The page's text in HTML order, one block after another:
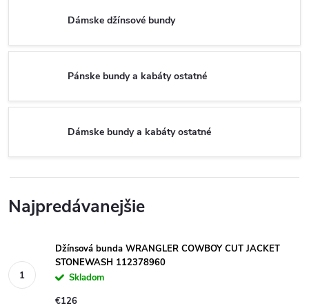
Dámske džínsové bundy
Pánske bundy a kabáty ostatné
Dámske bundy a kabáty ostatné
Najpredávanejšie
Džínsová bunda WRANGLER COWBOY CUT JACKET
STONEWASH 112378960
Skladom
€126